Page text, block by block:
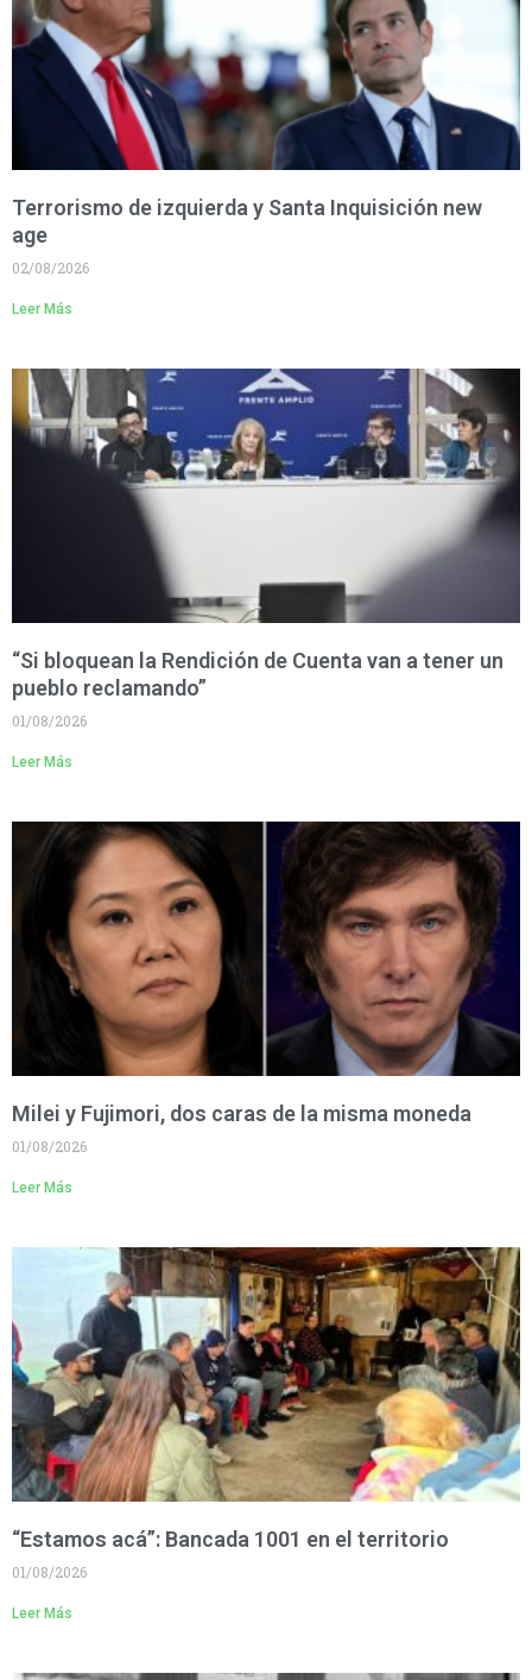
Terrorismo de izquierda y Santa Inquisición new
age
02/08/2026
Leer Más
“Si bloquean la Rendición de Cuenta van a tener un
pueblo reclamando”
01/08/2026
Leer Más
Milei y Fujimori, dos caras de la misma moneda
01/08/2026
Leer Más
“Estamos acá”: Bancada 1001 en el territorio
01/08/2026
Leer Más